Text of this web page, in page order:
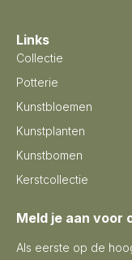
Links
Collectie
Potterie
Kunstbloemen
Kunstplanten
Kunstbomen
Kerstcollectie
Meld je aan voor
Als eerste op de